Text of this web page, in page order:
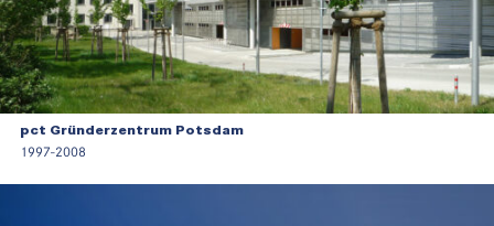
pct Gründerzentrum Potsdam
1997-2008